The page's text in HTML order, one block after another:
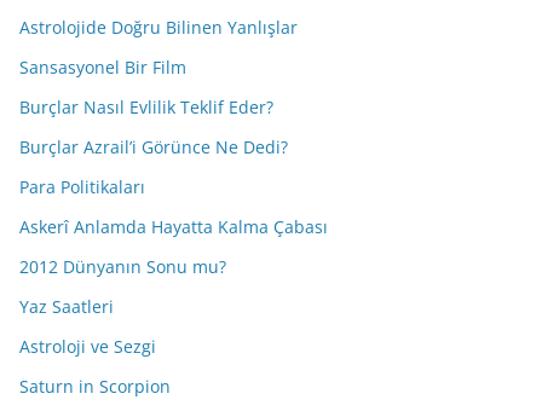
Astrolojide Doğru Bilinen Yanlışlar
Sansasyonel Bir Film
Burçlar Nasıl Evlilik Teklif Eder?
Burçlar Azrail’i Görünce Ne Dedi?
Para Politikaları
Askerî Anlamda Hayatta Kalma Çabası
2012 Dünyanın Sonu mu?
Yaz Saatleri
Astroloji ve Sezgi
Saturn in Scorpion